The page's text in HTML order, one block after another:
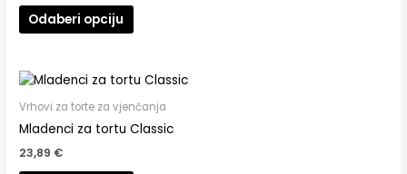
Odaberi opciju
Vrhovi za torte za vjenčanja
Mladenci za tortu Classic
23,89 €